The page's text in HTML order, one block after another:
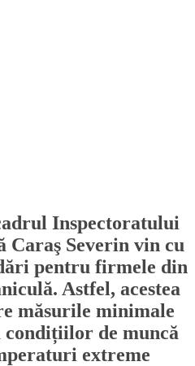
Inspectoratului
Severin vin cu
pentru firmele din
Astfel, acestea
măsurile minimale
de muncă
extreme